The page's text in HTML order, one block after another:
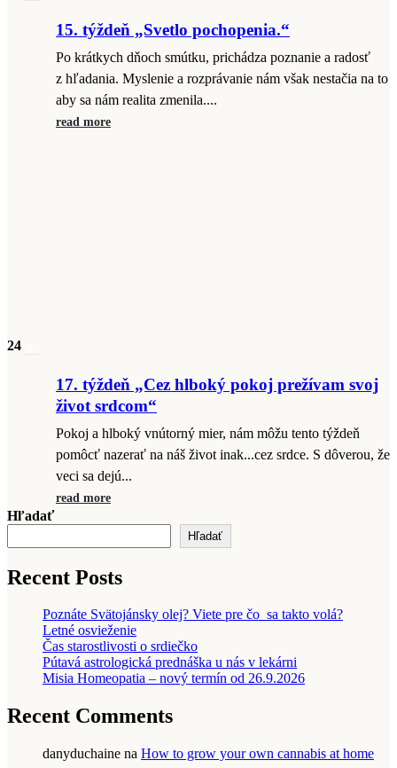
15. týždeň „Svetlo pochopenia.“
Po krátkych dňoch smútku, prichádza poznanie a radosť
z hľadania. Myslenie a rozprávanie nám však nestačia na to
aby sa nám realita zmenila....
read more
24
17. týždeň „Cez hlboký pokoj prežívam svoj
život srdcom“
Pokoj a hlboký vnútorný mier, nám môžu tento týždeň
pomôcť nazerať na náš život inak...cez srdce. S dôverou, že
veci sa dejú...
read more
Hľadať
Hľadať
Recent Posts
Poznáte Svätojánsky olej? Viete pre čo sa takto volá?
Letné osvieženie
Čas starostlivosti o srdiečko
Pútavá astrologická prednáška u nás v lekárni
Misia Homeopatia – nový termín od 26.9.2026
Recent Comments
danyduchaine na How to grow your own cannabis at home